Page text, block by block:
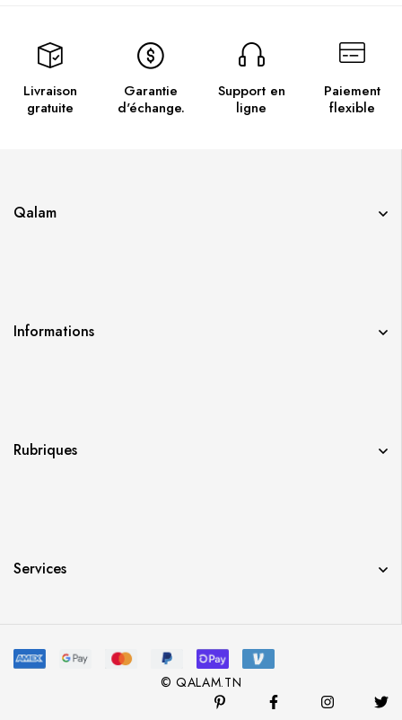
Livraison
gratuite
Garantie
d'échange.
Support en
ligne
Paiement
flexible
Qalam
Informations
Rubriques
Services
© QALAM.TN